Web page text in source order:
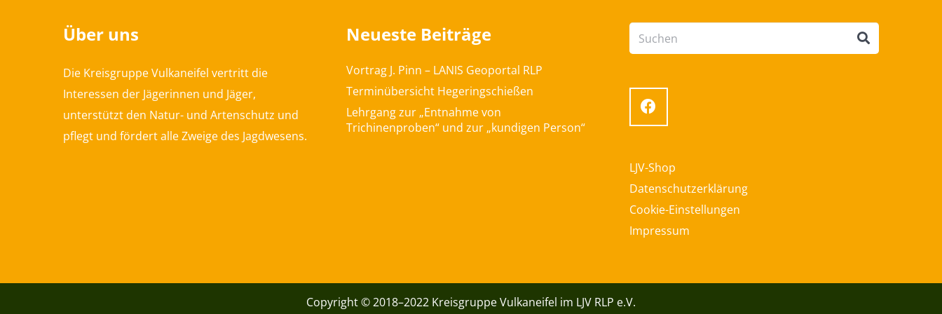
Über uns
Die Kreisgruppe Vulkaneifel vertritt die
Interessen der Jägerinnen und Jäger,
unterstützt den Natur- und Artenschutz und
pflegt und fördert alle Zweige des Jagdwesens.
Neueste Beiträge
Vortrag J. Pinn – LANIS Geoportal RLP
Terminübersicht Hegeringschießen
Lehrgang zur „Entnahme von
Trichinenproben“ und zur „kundigen Person“
LJV-Shop
Datenschutzerklärung
Cookie-Einstellungen
Impressum
Copyright © 2018–2022 Kreisgruppe Vulkaneifel im LJV RLP e.V.